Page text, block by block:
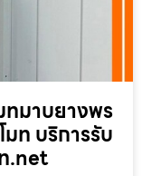
ทมาบยางพร
มท บริการรับ
.net